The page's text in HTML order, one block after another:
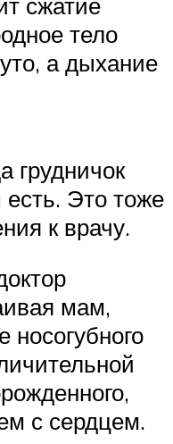
тело
а дыхание
грудничок
есть. Это тоже
к врачу.
мам,
носогубного
с сердцем.